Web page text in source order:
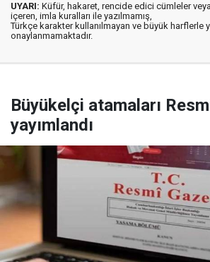
UYARI: Küfür, hakaret, rencide edici cümleler
içeren, imla kuralları ile yazılmamış,
Türkçe karakter kullanılmayan ve büyük harflerle
onaylanmamaktadır.
Büyükelçi atamaları
yayımlandı